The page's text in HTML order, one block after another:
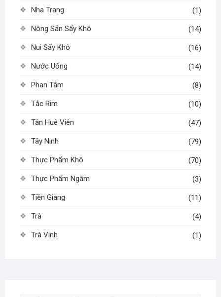
Nha Trang (1)
Nông Sản Sấy Khô (14)
Nui Sấy Khô (16)
Nước Uống (14)
Phan Tâm (8)
Tắc Rim (10)
Tân Huê Viên (47)
Tây Ninh (79)
Thực Phẩm Khô (70)
Thực Phẩm Ngâm (3)
Tiền Giang (11)
Trà (4)
Trà Vinh (1)